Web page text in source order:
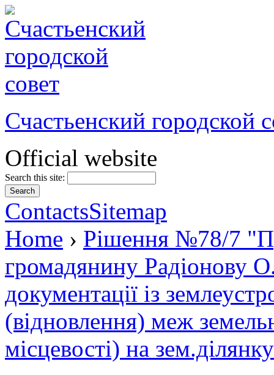
Счастьенский городской
Official website
Search this site:
ContactsSitemap
Home › Рішення №78/7
громадянину Радіонову
документації із
(відновлення) меж
місцевості) на